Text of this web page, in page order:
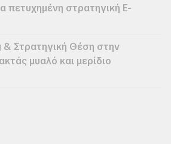
πετυχημένη στρατηγική E-
Στρατηγική Θέση στην
μυαλό και μερίδιο